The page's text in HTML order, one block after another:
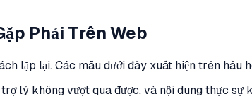
Phải Trên Web
lặp lại. Các mẫu dưới đây xuất hiện trên hầu
lý không vượt qua được, và nội dung thực sự